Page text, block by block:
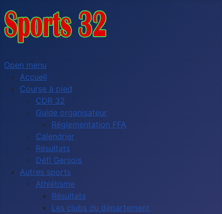
Open menu
Accueil
Course à pied
CDR 32
Guide organisateur
Réglementation FFA
Calendrier
Résultats
Défi Gersois
Autres sports
Athlétisme
Résultats
Les clubs du département